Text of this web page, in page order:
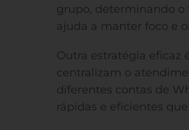
grupo, determinando o
ajuda a manter foco e
Outra estratégia eficaz
centralizam o
diferentes contas de
rápidas e eficientes